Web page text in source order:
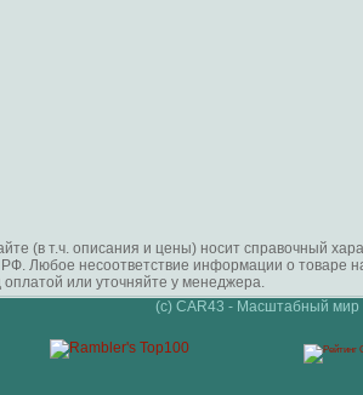
(в т.ч. описания и цены) носит справочный
РФ. Любое несоответствие информации о
оплатой или уточняйте у менеджера.
(c) CAR43 - Масштабный мир